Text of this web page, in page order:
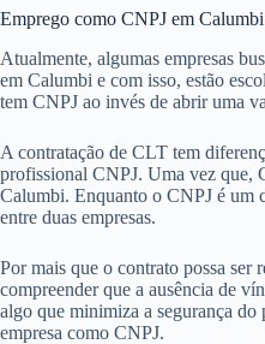
Emprego como CNPJ em Calumbi
Atualmente, algumas empresas
em Calumbi e com isso, estão
tem CNPJ ao invés de abrir uma
A contratação de CLT tem
profissional CNPJ. Uma vez que,
Calumbi. Enquanto o CNPJ é um
entre duas empresas.
Por mais que o contrato possa ser
compreender que a ausência de
algo que minimiza a segurança
empresa como CNPJ.